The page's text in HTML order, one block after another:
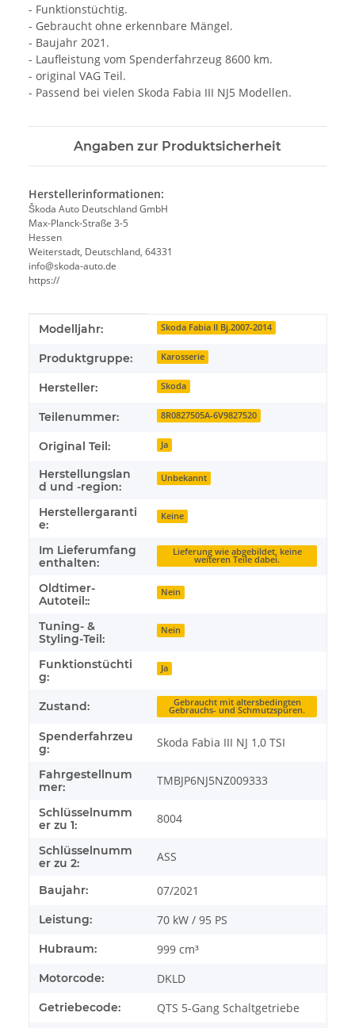
- Funktionstüchtig.
- Gebraucht ohne erkennbare Mängel.
- Baujahr 2021.
- Laufleistung vom Spenderfahrzeug 8600 km.
- original VAG Teil.
- Passend bei vielen Skoda Fabia III NJ5 Modellen.
Angaben zur Produktsicherheit
Herstellerinformationen:
Škoda Auto Deutschland GmbH
Max-Planck-Straße 3-5
Hessen
Weiterstadt, Deutschland, 64331
info@skoda-auto.de
https://
Produkteigenschaft
Wert
Modelljahr: Skoda Fabia II Bj.2007-2014
Produktgruppe: Karosserie
Hersteller: Skoda
Teilenummer: 8R0827505A-6V9827520
Original Teil: Ja
Herstellungslan
d und -region:
Unbekannt
Herstellergaranti
e:
Keine
Im Lieferumfang
enthalten:
Lieferung wie abgebildet, keine
weiteren Teile dabei.
Oldtimer-
Autoteil::
Nein
Tuning- &
Styling-Teil:
Nein
Funktionstüchti
g:
Ja
Zustand: Gebraucht mit altersbedingten
Gebrauchs- und Schmutzspuren.
Spenderfahrzeu
g:
Skoda Fabia III NJ 1,0 TSI
Fahrgestellnum
mer:
TMBJP6NJ5NZ009333
Schlüsselnumm
er zu 1:
8004
Schlüsselnumm
er zu 2:
ASS
Baujahr: 07/2021
Leistung: 70 kW / 95 PS
Hubraum: 999 cm³
Motorcode: DKLD
Getriebecode: QTS 5-Gang Schaltgetriebe